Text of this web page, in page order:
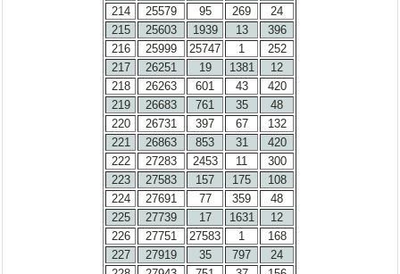
214
25579 95 269
24
215
25603 1939 13
396
216
25999 25747 1
252
217
26251 19 1381
12
218
26263 601 43
420
219
26683 761 35
48
220
26731 397 67
132
221
26863 853 31
420
222
27283 2453 11
300
223
27583 157 175
108
224
27691 77 359
48
225
27739 17 1631
12
226
27751 27583 1
168
227
27919 35 797
24